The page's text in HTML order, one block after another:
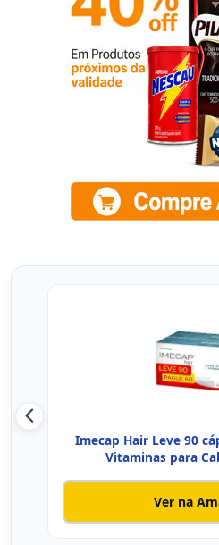
Imecap Hair Leve 90
Vitaminas para
Ver na